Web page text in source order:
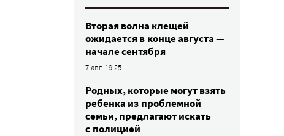
Вторая волна клещей
ожидается в конце августа —
начале сентября
7 авг, 19:25
Родных, которые могут взять
ребенка из проблемной
семьи, предлагают искать
с полицией